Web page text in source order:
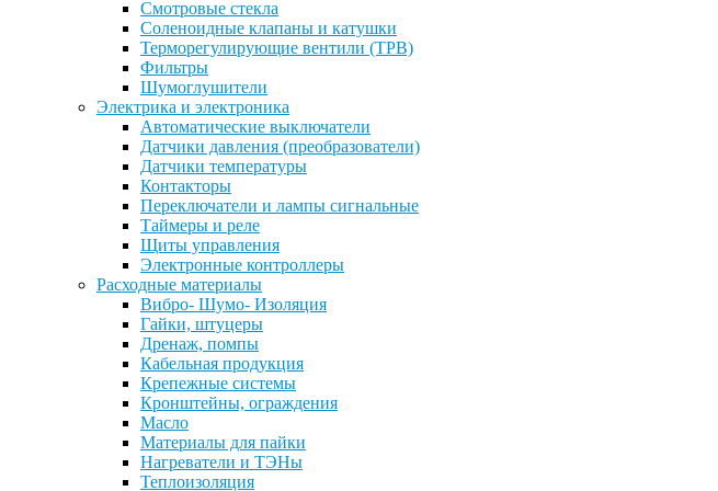
Смотровые стекла
Соленоидные клапаны и катушки
Терморегулирующие вентили (ТРВ)
Фильтры
Шумоглушители
Электрика и электроника
Автоматические выключатели
Датчики давления (преобразователи)
Датчики температуры
Контакторы
Переключатели и лампы сигнальные
Таймеры и реле
Щиты управления
Электронные контроллеры
Расходные материалы
Вибро- Шумо- Изоляция
Гайки, штуцеры
Дренаж, помпы
Кабельная продукция
Крепежные системы
Кронштейны, ограждения
Масло
Материалы для пайки
Нагреватели и ТЭНы
Теплоизоляция